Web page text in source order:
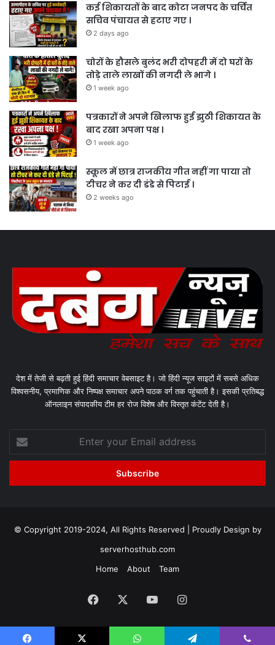
कई शिकायतों के बाद कोटा जनपद के चर्चित
सचिव पंचायत से हटाए गए ।
2 days ago
चोरों के हौसले बुलंद भरी दोपहरी में दो घरों के
तोड़े ताले लाखों की नगदी ले भागे ।
1 week ago
पत्रकारों ने अपने खिलाफ हुई झुठी शिकायत के
बाद रखा अपना पक्ष ।
1 week ago
स्कूल में छात्र राजकीय गीत नहीं गा पाया तो
टीचर ने कर दी डंडे से पिटाई ।
2 weeks ago
देश में तेजी से बढ़ती हुई हिंदी समाचार वेबसाइट है। जो हिंदी न्यूज साइटों में सबसे अधिक
विश्वसनीय, प्रमाणिक और निष्पक्ष समाचार अपने पाठक वर्ग तक पहुंचाती है। इसकी प्रतिबद्ध
ऑनलाइन संपादकीय टीम हर रोज विशेष और विस्तृत कंटेंट देती है।
your
Email
© Copyright 2019-2024, All Rights Reserved | Proudly Design by
serverhosthub.com
Home
About Team
Facebook YouTubeInstagram